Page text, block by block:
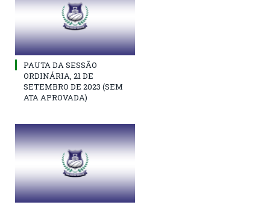
PAUTA DA SESSÃO
ORDINÁRIA, 21 DE
SETEMBRO DE 2023 (SEM
ATA APROVADA)